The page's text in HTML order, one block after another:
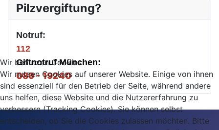
Pilzvergiftung?
Notruf:
112
Giftnotruf München:
089 - 19240
Wir benutzen Cookies
Wir nutzen Cookies auf unserer Website. Einige von ihnen
sind essenziell für den Betrieb der Seite, während andere
uns helfen, diese Website und die Nutzererfahrung zu
verbessern (Tracking Cookies). Sie können selbst
entscheiden, ob Sie die Cookies zulassen möchten. Bitte